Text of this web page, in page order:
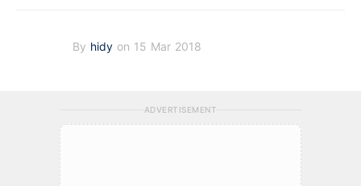
By hidy on 15 Mar 2018
ADVERTISEMENT